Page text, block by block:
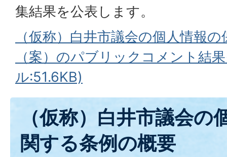
集結果を公表します。
（仮称）白井市議会の個人情報
（案）のパブリックコメント結
ル:51.6KB)
（仮称）白井市議会の
関する条例の概要